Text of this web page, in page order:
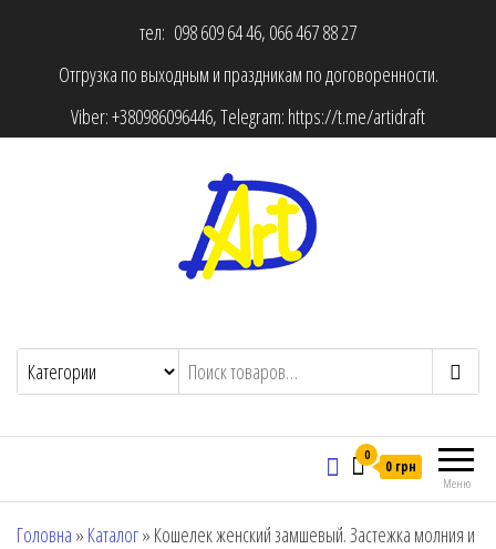
тел: 098 609 64 46, 066 467 88 27
Отгрузка по выходным и праздникам по договоренности.
Viber:+380986096446, Telegram: https://t.me/artidraft
Меню
0
0 грн
Головна » Каталог» Кошелек женский замшевый. Застежка молния и